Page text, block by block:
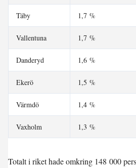
Täby 1,7 %
Vallentuna 1,7 %
Danderyd 1,6 %
Ekerö 1,5 %
Värmdö 1,4 %
Vaxholm 1,3 %
Totalt i riket hade omkring 148 000